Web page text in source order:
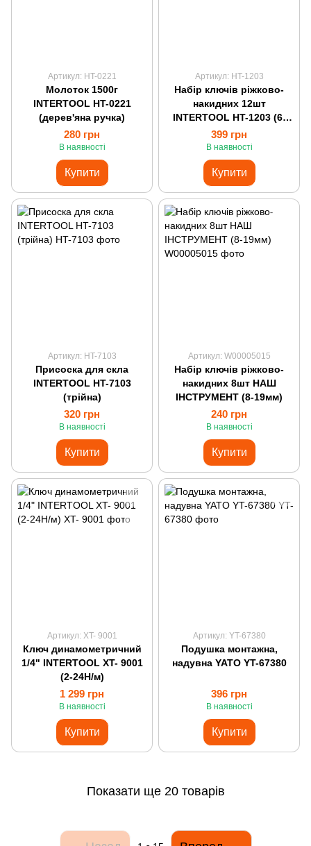
Артикул: HT-0221
Молоток 1500г
INTERTOOL HT-0221
(дерев'яна ручка)
280 грн
В наявності
Купити
Артикул: HT-1203
Набір ключів ріжково-
накидних 12шт
INTERTOOL HT-1203 (6-
22мм)
399 грн
В наявності
Купити
Артикул: HT-7103
Присоска для скла
INTERTOOL HT-7103
(трійна)
320 грн
В наявності
Купити
Артикул: W00005015
Набір ключів ріжково-
накидних 8шт НАШ
ІНСТРУМЕНТ (8-19мм)
240 грн
В наявності
Купити
Артикул: XT- 9001
Ключ динамометричний
1/4" INTERTOOL XT- 9001
(2-24Н/м)
1 299 грн
В наявності
Купити
Артикул: YT-67380
Подушка монтажна,
надувна YATO YT-67380
396 грн
В наявності
Купити
Показати ще 20 товарів